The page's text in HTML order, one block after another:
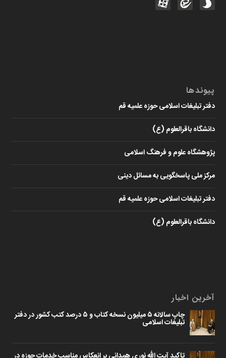
پیوندها
دفتر تبلیغات اسلامی حوزه علمیه قم
دانشگاه باقرالعلوم (ع)
پژوهشگاه علوم و فرهنگ اسلامی
مرکز ملی پاسخگویی به مسائل دینی
دفتر تبلیغات اسلامی حوزه علمیه قم
دانشگاه باقرالعلوم (ع)
آخرین اخبار
چاپ سالانه ۵ میلیون نسخه کتاب و ۵ درصد کتب کشور در دفتر
تبلیغات اسلامی